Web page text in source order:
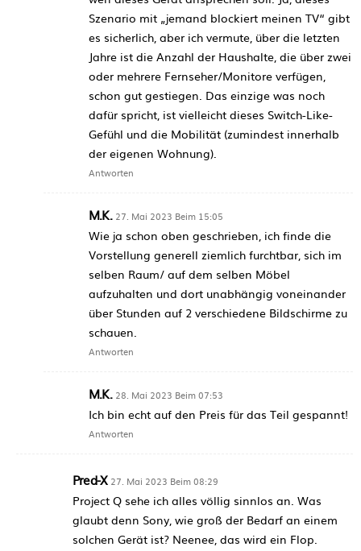
Szenario mit „jemand blockiert meinen TV“ gibt
es sicherlich, aber ich vermute, über die letzten
Jahre ist die Anzahl der Haushalte, die über zwei
oder mehrere Fernseher/Monitore verfügen,
schon gut gestiegen. Das einzige was noch
dafür spricht, ist vielleicht dieses Switch-Like-
Gefühl und die Mobilität (zumindest innerhalb
der eigenen Wohnung).
Antworten
M.K. 27. Mai 2023 Beim 15:05
Wie ja schon oben geschrieben, ich finde die
Vorstellung generell ziemlich furchtbar, sich im
selben Raum/ auf dem selben Möbel
aufzuhalten und dort unabhängig voneinander
über Stunden auf 2 verschiedene Bildschirme zu
schauen.
Antworten
M.K. 28. Mai 2023 Beim 07:53
Ich bin echt auf den Preis für das Teil gespannt!
Antworten
Pred-X 27. Mai 2023 Beim 08:29
Project Q sehe ich alles völlig sinnlos an. Was
glaubt denn Sony, wie groß der Bedarf an einem
solchen Gerät ist? Neenee, das wird ein Flop.